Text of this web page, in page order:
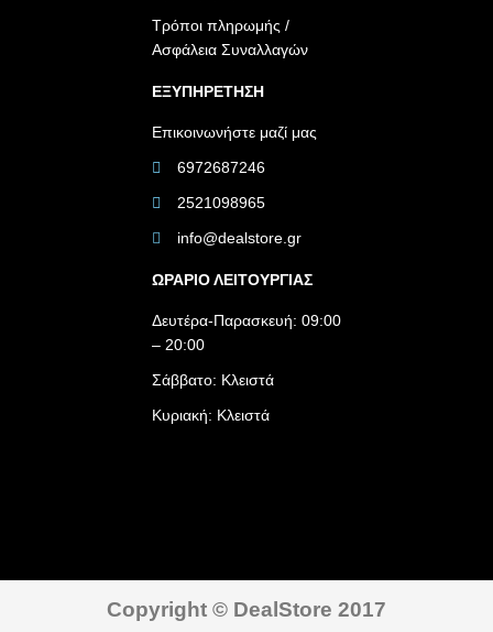
Τρόποι πληρωμής /
Ασφάλεια Συναλλαγών
ΕΞΥΠΗΡΕΤΗΣΗ
Επικοινωνήστε μαζί μας
6972687246
2521098965
info@dealstore.gr
ΩΡΑΡΙΟ ΛΕΙΤΟΥΡΓΙΑΣ​
Δευτέρα-Παρασκευή: 09:00
– 20:00
Σάββατο: Κλειστά
Κυριακή: Κλειστά
Copyright © DealStore 2017